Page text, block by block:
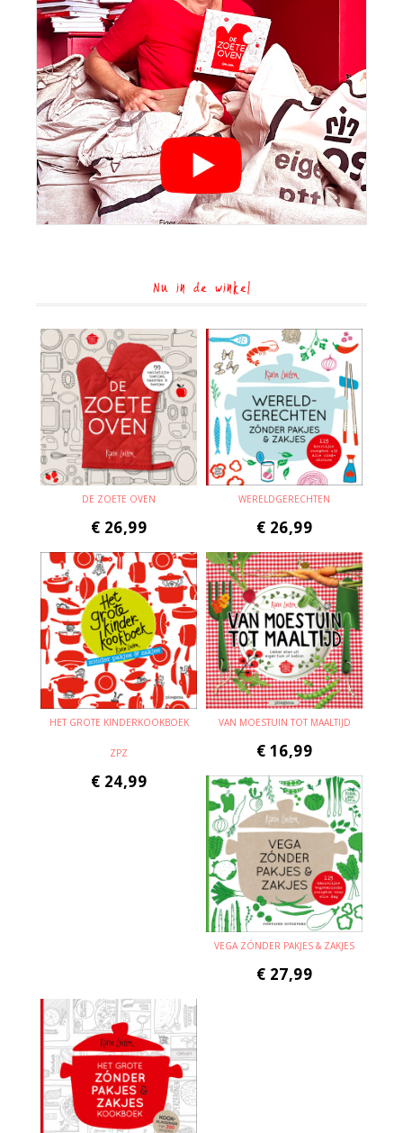
Nu in de winkel
DE ZOETE OVEN
€ 26,99
WERELDGERECHTEN
€ 26,99
HET GROTE KINDERKOOKBOEK
ZPZ
€ 24,99
VAN MOESTUIN TOT MAALTIJD
€ 16,99
VEGA ZÓNDER PAKJES & ZAKJES
€ 27,99